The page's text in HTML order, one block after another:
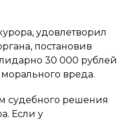
удовлетворил
постановив
30 000 рублей
вреда.
судебного решения
Если у